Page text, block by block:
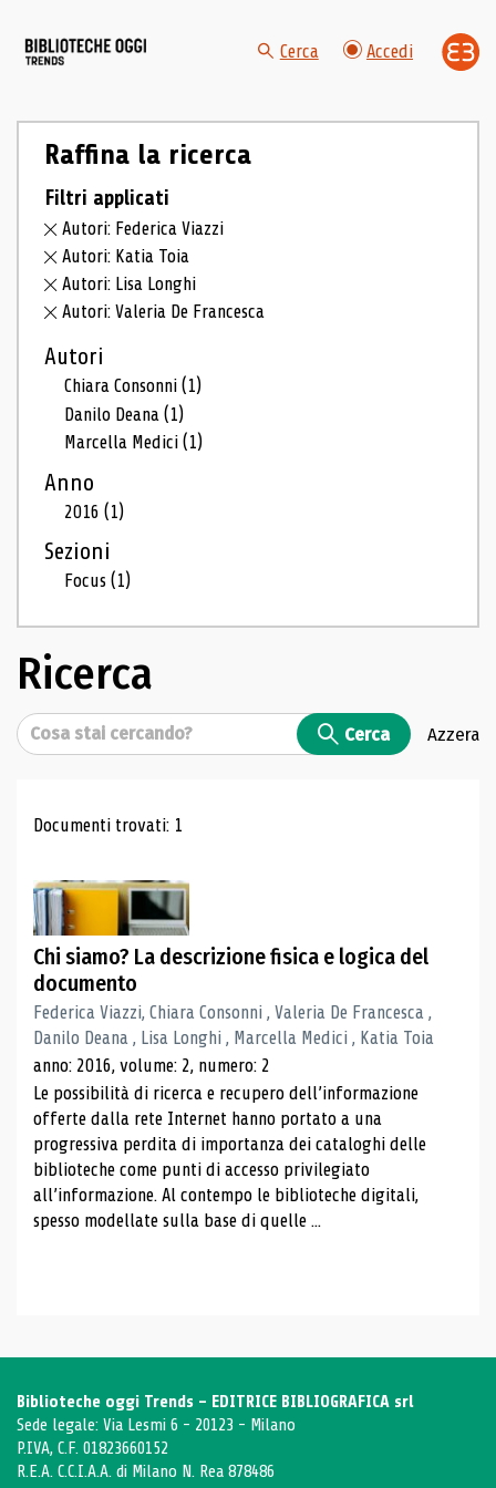
Cerca Accedi
Raffina la ricerca
Filtri applicati
Autori: Federica Viazzi
Autori: Katia Toia
Autori: Lisa Longhi
Autori: Valeria De Francesca
Autori
Chiara Consonni(1)
Danilo Deana(1)
Marcella Medici(1)
Anno
2016(1)
Sezioni
Focus(1)
Ricerca
Cerca Cerca Azzera
Risultati di ricerca
Documenti trovati: 1
Chi siamo? La descrizione fisica e logica del
documento
Federica Viazzi, Chiara Consonni , Valeria De Francesca ,
Danilo Deana , Lisa Longhi , Marcella Medici , Katia Toia
anno: 2016, volume: 2, numero: 2
Le possibilità di ricerca e recupero dell’informazione
offerte dalla rete Internet hanno portato a una
progressiva perdita di importanza dei cataloghi delle
biblioteche come punti di accesso privilegiato
all’informazione. Al contempo le biblioteche digitali,
spesso modellate sulla base di quelle ...
Biblioteche oggi Trends - EDITRICE BIBLIOGRAFICA srl
Sede legale: Via Lesmi 6 - 20123 - Milano
P.IVA, C.F. 01823660152
R.E.A. C.C.I.A.A. di Milano N. Rea 878486